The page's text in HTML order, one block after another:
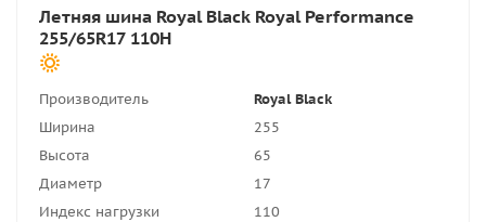
Летняя шина Royal Black Royal Performance
255/65R17 110H
Производитель
Royal Black
Ширина
255
Высота
65
Диаметр
17
Индекс нагрузки
110